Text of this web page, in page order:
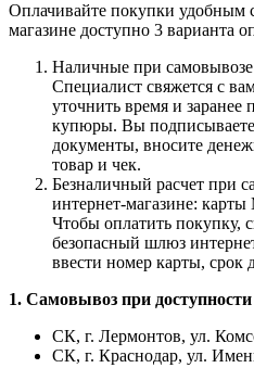
Оплачивайте покупки удобным
магазине доступно 3 варианта
Наличные при самовывозе
Специалист свяжется с
уточнить время и заранее
купюры. Вы подписываете
документы, вносите
товар и чек.
Безналичный расчет при
интернет-магазине:
Чтобы оплатить покупку,
безопасный шлюз
ввести номер карты, срок
1. Самовывоз при
СК, г. Лермонтов, ул.
СК, г. Краснодар, ул.